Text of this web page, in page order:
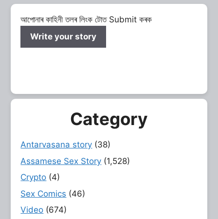
আপোনাৰ কাহিনী তলৰ লিংক টোত Submit কৰক
Write your story
Category
Antarvasana story (38)
Assamese Sex Story (1,528)
Crypto (4)
Sex Comics (46)
Video (674)